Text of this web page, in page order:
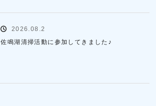
2026.08.2
佐鳴湖清掃活動に参加してきました♪